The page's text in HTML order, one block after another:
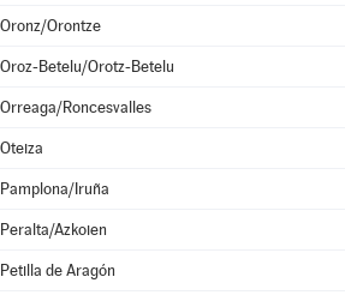
Oronz/Orontze
Oroz-Betelu/Orotz-Betelu
Orreaga/Roncesvalles
Oteiza
Pamplona/Iruña
Peralta/Azkoien
Petilla de Aragón